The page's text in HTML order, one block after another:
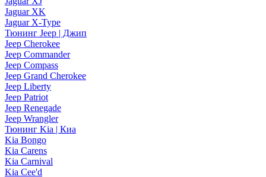
Jaguar XK
Jaguar X-Type
Тюнинг Jeep | Джип
Jeep Cherokee
Jeep Commander
Jeep Compass
Jeep Grand Cherokee
Jeep Liberty
Jeep Patriot
Jeep Renegade
Jeep Wrangler
Тюнинг Kia | Киа
Kia Bongo
Kia Carens
Kia Carnival
Kia Cee'd